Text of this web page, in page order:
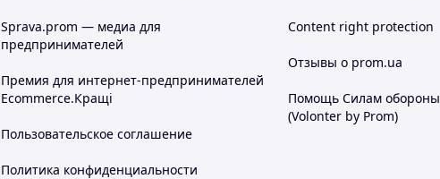
Sprava.prom — медиа для
предпринимателей
Премия для интернет-предпринимателей
Ecommerce.Кращі
Пользовательское соглашение
Политика конфиденциальности
Content right protection
Отзывы о prom.ua
Помощь Силам обороны
(Volonter by Prom)